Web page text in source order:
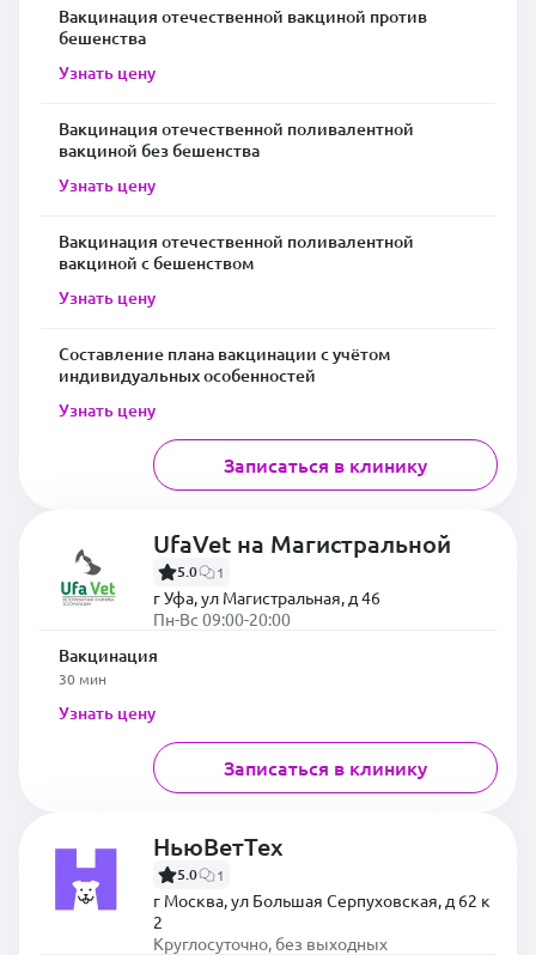
Вакцинация отечественной вакциной против
бешенства
Узнать цену
Вакцинация отечественной поливалентной
вакциной без бешенства
Узнать цену
Вакцинация отечественной поливалентной
вакциной с бешенством
Узнать цену
Составление плана вакцинации с учётом
индивидуальных особенностей
Узнать цену
Записаться в клинику
UfaVet на Магистральной
5.0 1
г Уфа, ул Магистральная, д 46
Пн-Вс 09:00-20:00
Вакцинация
30 мин
Узнать цену
Записаться в клинику
НьюВетТех
5.0 1
г Москва, ул Большая Серпуховская, д 62 к
2
Круглосуточно, без выходных